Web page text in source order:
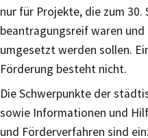
nur für Projekte, die zum
beantragungsreif waren
umgesetzt werden sollen.
Förderung besteht nicht.
Die Schwerpunkte der
sowie Informationen und
und Förderverfahren sind